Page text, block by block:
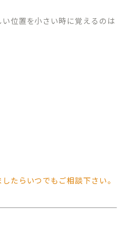
位置を小さい時に覚えるのは
たらいつでもご相談下さい。